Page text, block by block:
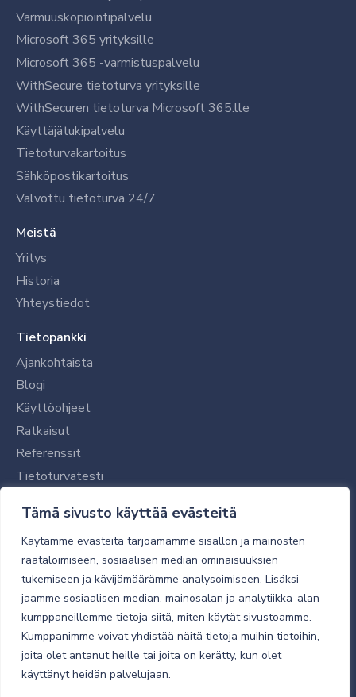
Tämä sivusto käyttää evästeitä
Käytämme evästeitä tarjoamamme sisällön ja mainosten
räätälöimiseen, sosiaalisen median ominaisuuksien
tukemiseen ja kävijämäärämme analysoimiseen. Lisäksi
jaamme sosiaalisen median, mainosalan ja analytiikka-alan
kumppaneillemme tietoja siitä, miten käytät sivustoamme.
Kumppanimme voivat yhdistää näitä tietoja muihin tietoihin,
joita olet antanut heille tai joita on kerätty, kun olet
käyttänyt heidän palvelujaan.
Varmuuskopiointipalvelu
Microsoft 365 yrityksille
Microsoft 365 -varmistuspalvelu
WithSecure tietoturva yrityksille
WithSecuren tietoturva Microsoft 365:lle
Käyttäjätukipalvelu
Tietoturvakartoitus
Sähköpostikartoitus
Valvottu tietoturva 24/7
Meistä
Yritys
Historia
Yhteystiedot
Tietopankki
Ajankohtaista
Blogi
Käyttöohjeet
Ratkaisut
Referenssit
Tietoturvatesti
Tilaajalle
Toimitustavat ja -kulut
Verkkokaupan yleiset ehdot
Toimitusehdot
Tietosuojaseloste
Tietoturva